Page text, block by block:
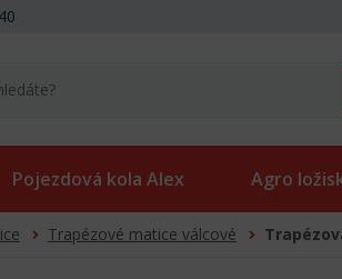
Pojezdová kola Alex Agro
Trapézové matice válcové